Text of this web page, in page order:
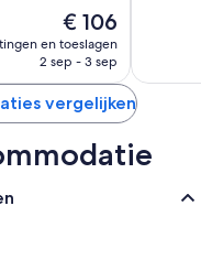
De
prijs
is
€ 106
en toeslagen
2 sep - 3 sep
vergelijken